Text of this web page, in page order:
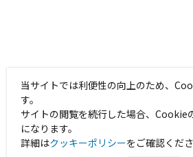
当サイトでは利便性の向上のため、
す。
サイトの閲覧を続行した場合、Cookie
になります。
詳細はクッキーポリシーをご確認くださ